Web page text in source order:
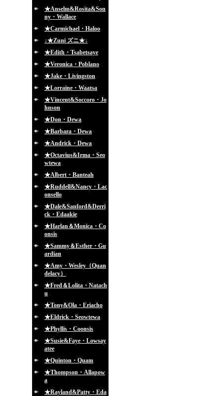
★Anselm&Rosita&Son
ny・Wallace
★Carmichael・Haloo
↓★Zuni ズニ★↓
★Edith・Tsabetsaye
★Veronica・Poblano
★Jake・Livingston
★Lorraine・Waatsa
★Vincent&Soccoro・Jo
hnson
★Don・Dewa
★Barbara・Dewa
★Andrick・Dewa
★Octavius&Irma・Seo
wtewa
★Albert・Banteah
★Ruddell&Nancy・Lac
onsello
★Dale&Sanford&Derri
ck・Edaakie
★Harlan＆Monica・Co
onsis
★Sammy＆Esther・Gu
ardian
★Amy・Wesley（Quan
delacy）
★Fred＆Lolita・Natach
u
★Tony&Ola・Eriacho
★Eldrick・Seowtewa
★Phyllis・Coonsis
★Susie&Faye・Lowsay
atee
★Quinton・Quam
★Thompson・Allapow
a
★Rayland&Patty・Eda